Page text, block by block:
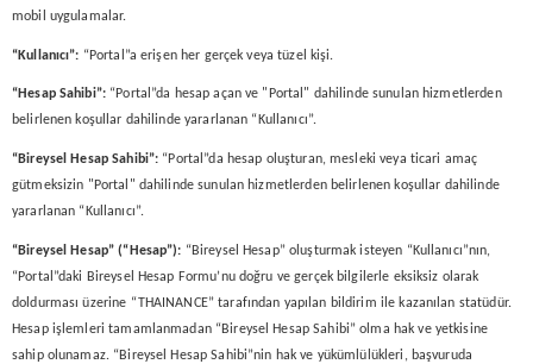
mobil uygulamalar.
“Kullanıcı”: “Portal”a erişen her gerçek veya tüzel kişi.
“Hesap Sahibi”: “Portal”da hesap açan ve "Portal" dahilinde sunulan hizmetlerden
belirlenen koşullar dahilinde yararlanan “Kullanıcı”.
“Bireysel Hesap Sahibi”: “Portal”da hesap oluşturan, mesleki veya ticari amaç
gütmeksizin "Portal" dahilinde sunulan hizmetlerden belirlenen koşullar dahilinde
yararlanan “Kullanıcı”.
“Bireysel Hesap” (“Hesap”): “Bireysel Hesap” oluşturmak isteyen “Kullanıcı”nın,
“Portal”daki Bireysel Hesap Formu’nu doğru ve gerçek bilgilerle eksiksiz olarak
doldurması üzerine “THAINANCE” tarafından yapılan bildirim ile kazanılan statüdür.
Hesap işlemleri tamamlanmadan “Bireysel Hesap Sahibi” olma hak ve yetkisine
sahip olunamaz. “Bireysel Hesap Sahibi”nin hak ve yükümlülükleri, başvuruda